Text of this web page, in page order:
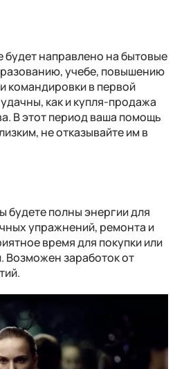
будет направлено на бытовые
учебе, повышению
командировки в первой
как и купля-продажа
В этот период ваша помощь
не отказывайте им в
будете полны энергии для
упражнений, ремонта и
время для покупки или
заработок от